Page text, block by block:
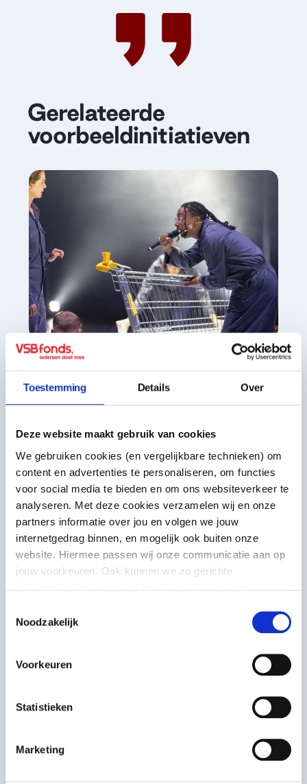
Toestemming Details Over
Deze website maakt gebruik van cookies
We gebruiken cookies (en vergelijkbare technieken) om
content en advertenties te personaliseren, om functies
voor social media te bieden en om ons websiteverkeer te
analyseren. Met deze cookies verzamelen wij en onze
partners informatie over jou en volgen we jouw
internetgedrag binnen, en mogelijk ook buiten onze
website. Hiermee passen wij onze communicatie aan op
jouw voorkeuren. Ook kunnen we zo gerichte
statement. Je kunt je toestemming ook altijd
wijzigen of
Noodzakelijk
Voorkeuren
Statistieken
Marketing
Gerelateerde
voorbeeldinitiatieven
Voorbeeldinitiatief
semiprofessionele makers tot 30 jaar
experimenteren en te ontdekken wie zij
zijn.
Voorbeeldinitiatief